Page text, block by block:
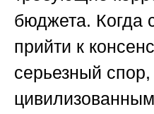
бюджета. Когда
прийти к
серьезный